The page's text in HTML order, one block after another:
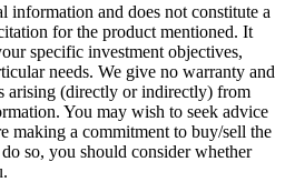
information and does not constitute a
for the product mentioned. It
specific investment objectives,
needs. We give no warranty and
arising (directly or indirectly) from
You may wish to seek advice
making a commitment to buy/sell the
so, you should consider whether